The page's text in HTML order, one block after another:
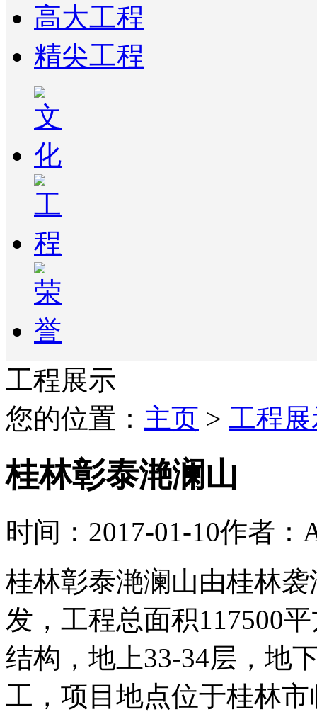
高大工程
精尖工程
工程展示
您的位置： 主页 > 工程
桂林彰泰滟澜山
时间：2017-01-10作者：
桂林彰泰滟澜山由桂林
发，工程总面积117500
结构，地上33-34层，地
工，项目地点位于桂林